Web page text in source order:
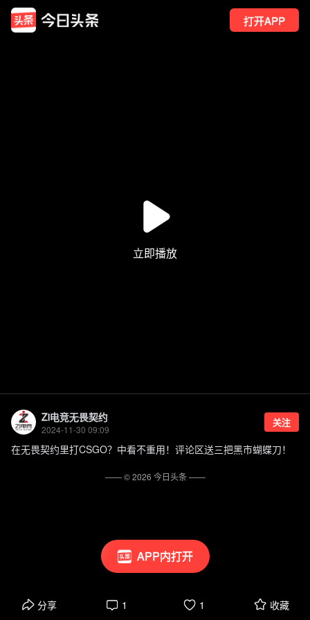
打开APP
APP内打开
Zi电竞无畏契约
2024-11-30 09:09
关注
在无畏契约里打CSGO？中看不重用！评论区送三把黑市蝴蝶刀！
分享 1 1 收藏
—— ©2026 今日头条——